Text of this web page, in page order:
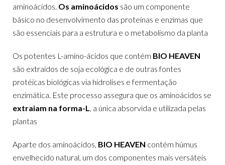
aminoácidos. Os aminoácidos são um componente
básico no desenvolvimento das proteínas e enzimas que
são essenciais para a estrutura e o metabolismo da planta
Os potentes L-amino-ácidos que contém BIO HEAVEN
são extraídos de soja ecológica e de outras fontes
protéicas biológicas via hidrolises e fermentação
enzimática. Este processo assegura que os aminoácidos se
extraiam na forma-L, a única absorvida e utilizada pelas
plantas
Aparte dos aminoácidos, BIO HEAVEN contém húmus
envelhecido natural, um dos componentes mais versáteis